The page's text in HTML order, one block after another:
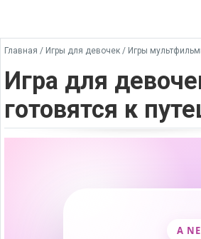
Главная / Игры для девочек / Игры
Игра для
готовятся к